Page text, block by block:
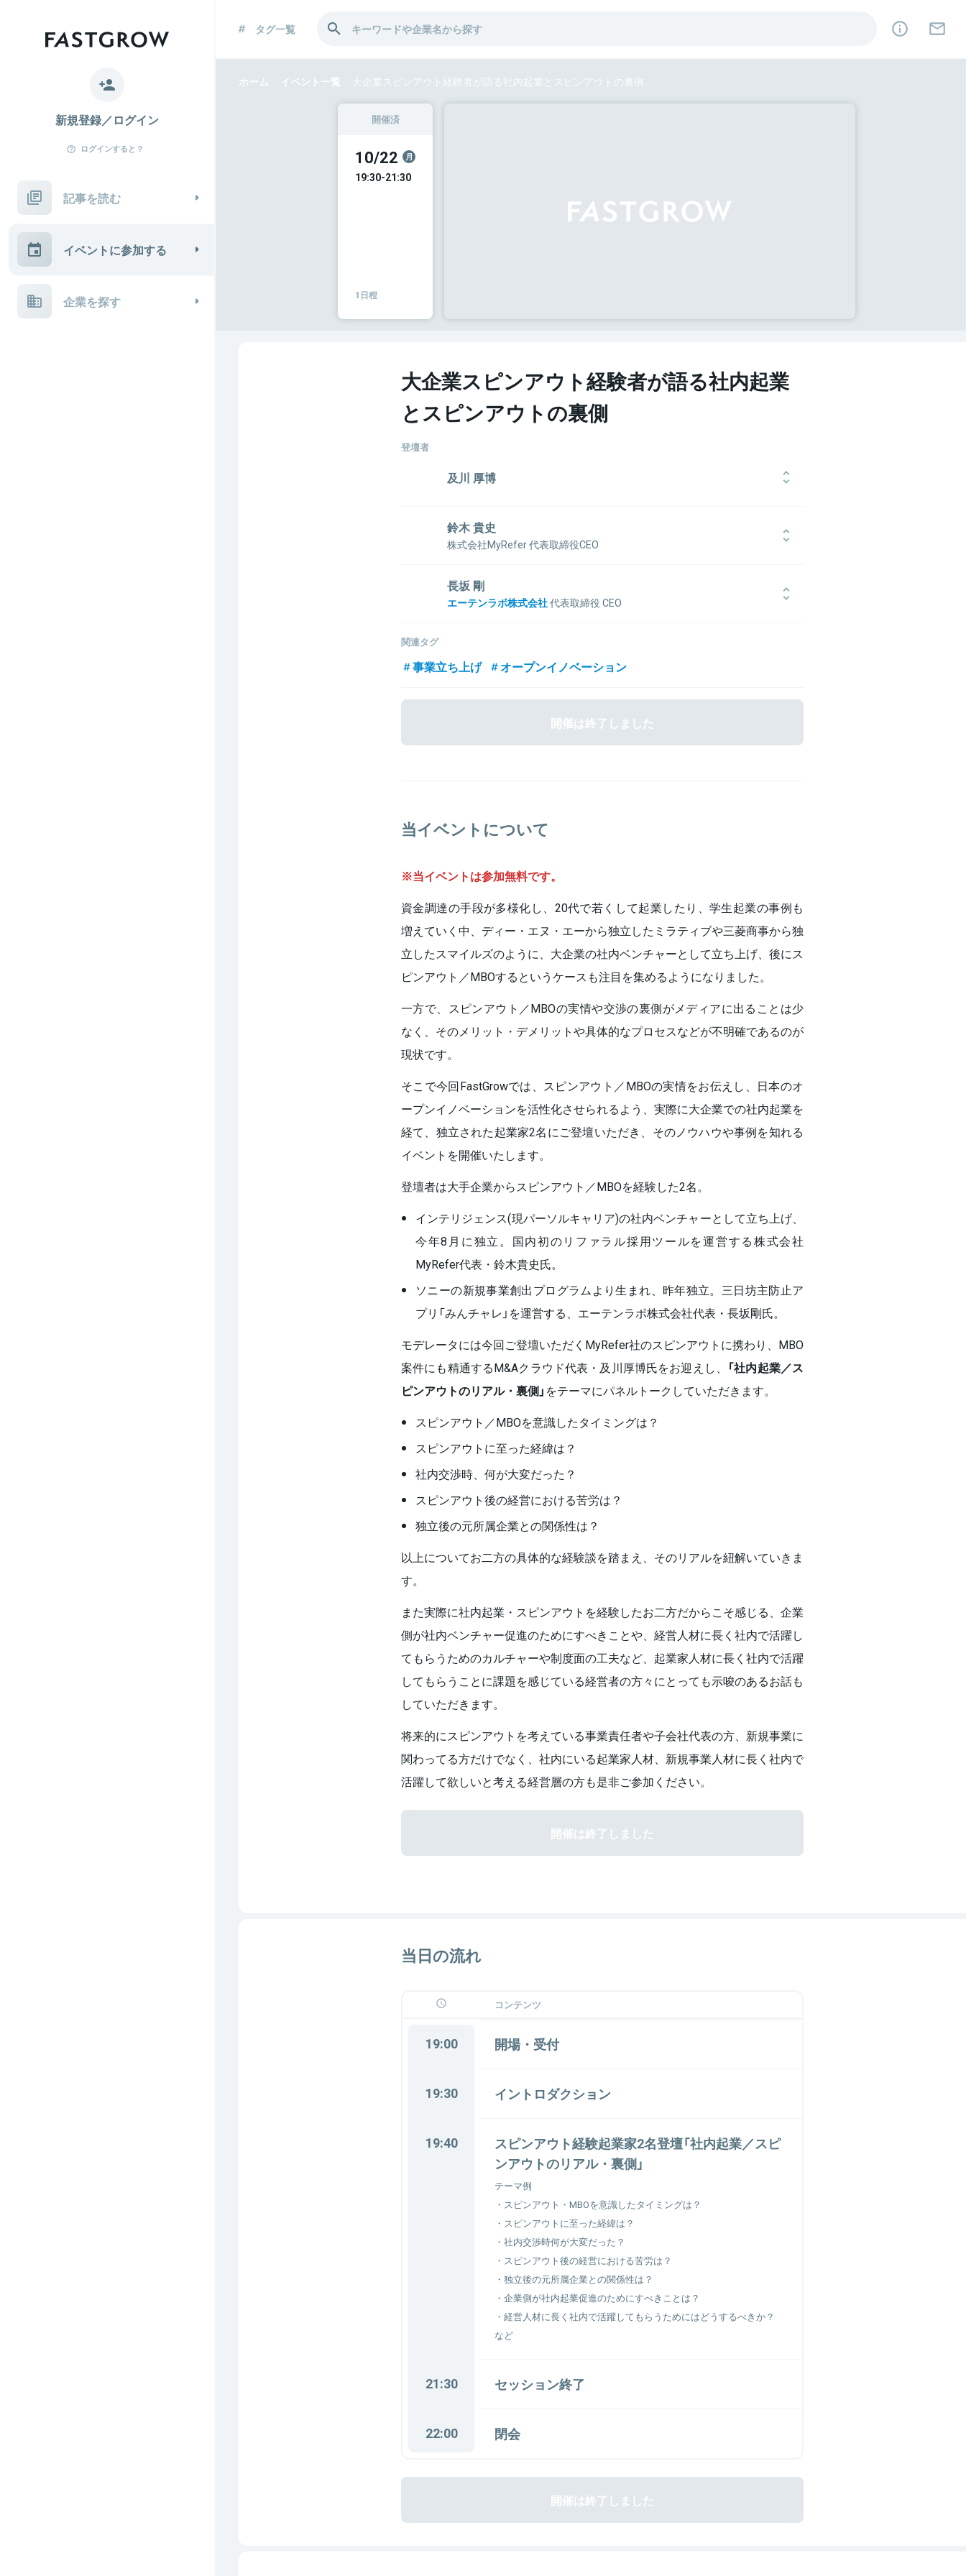
新規登録／ログイン
ログインすると？
記事を読む
イベントに参加する
企業を探す
タグ一覧
ホーム イベント一覧 大企業スピンアウト経験者が語る社内起業とスピンアウトの裏側
開催済
10/22 月
19:30-21:30
1日程
大企業スピンアウト経験者が語る社内起業
とスピンアウトの裏側
登壇者
及川 厚博
でのアプリ開発事業を展開し、4年で年商数億円規模まで成長。別の事業に集中するた
め、2015年に同事業を数億円で事業譲渡。その際の売却価格や買い手探しの苦労などか
関連情報をみる
鈴木 貴史
株式会社MyRefer 代表取締役CEO
ルキャリア）に入社。 ITネット業界を中心に企業の中途採用を支援、全社新人賞を受賞後
2014年に社内ベンチャー制度「0to1」をインテリジェンス歴代最年少で通過。国内初のリ
により完全独立し、スピンアウトベンチャー株式会社MyReferを設立、代表取締役CEOに
就任。
長坂 剛
エーテンラボ株式会社代表取締役 CEO
2006年ソニー株式会社入社。B2Bソリューション営業やデジタルシネマビジネスの立ち
ントにてプレイステーションネットワークのサービス立ち上げに従事。ゲーミフィケーシ
括課長として「みんチャレ」を開発。2016年エーテンラボ株式会社（A10 Lab Inc.）を設立
しソニーから独立。ソフトバンクアカデミア 外部一期生。大企業のイントレプレナーか
関連タグ
事業立ち上げ オープンイノベーション
開催は終了しました
当イベントについて
※当イベントは参加無料です。
資金調達の手段が多様化し、20代で若くして起業したり、学生起業の事例も
増えていく中、ディー・エヌ・エーから独立したミラティブや三菱商事から独
立したスマイルズのように、大企業の社内ベンチャーとして立ち上げ、後にス
ピンアウト／MBOするというケースも注目を集めるようになりました。
一方で、スピンアウト／MBOの実情や交渉の裏側がメディアに出ることは少
なく、そのメリット・デメリットや具体的なプロセスなどが不明確であるのが
現状です。
そこで今回FastGrowでは、スピンアウト／MBOの実情をお伝えし、日本のオ
ープンイノベーションを活性化させられるよう、実際に大企業での社内起業を
経て、独立された起業家2名にご登壇いただき、そのノウハウや事例を知れる
イベントを開催いたします。
登壇者は大手企業からスピンアウト／MBOを経験した2名。
インテリジェンス(現パーソルキャリア)の社内ベンチャーとして立ち上げ、
今年8月に独立。国内初のリファラル採用ツールを運営する株式会社
MyRefer代表・鈴木貴史氏。
ソニーの新規事業創出プログラムより生まれ、昨年独立。三日坊主防止ア
プリ「みんチャレ」を運営する、エーテンラボ株式会社代表・長坂剛氏。
モデレータには今回ご登壇いただくMyRefer社のスピンアウトに携わり、MBO
案件にも精通するM&Aクラウド代表・及川厚博氏をお迎えし、
「社内起業／ス
ピンアウトのリアル・裏側」 をテーマにパネルトークしていただきます。
スピンアウト／MBOを意識したタイミングは？
スピンアウトに至った経緯は？
社内交渉時、何が大変だった？
スピンアウト後の経営における苦労は？
独立後の元所属企業との関係性は？
以上についてお二方の具体的な経験談を踏まえ、そのリアルを紐解いていきま
す。
また実際に社内起業・スピンアウトを経験したお二方だからこそ感じる、企業
側が社内ベンチャー促進のためにすべきことや、経営人材に長く社内で活躍し
てもらうためのカルチャーや制度面の工夫など、起業家人材に長く社内で活躍
してもらうことに課題を感じている経営者の方々にとっても示唆のあるお話も
していただきます。
将来的にスピンアウトを考えている事業責任者や子会社代表の方、新規事業に
関わってる方だけでなく、社内にいる起業家人材、新規事業人材に長く社内で
活躍して欲しいと考える経営層の方も是非ご参加ください。
開催は終了しました
当日の流れ
コンテンツ
19:00 開場・受付
19:30 イントロダクション
19:40
スピンアウト経験起業家2名登壇「社内起業／スピ
ンアウトのリアル・裏側」
テーマ例
・スピンアウト・MBOを意識したタイミングは？
・スピンアウトに至った経緯は？
・社内交渉時何が大変だった？
・スピンアウト後の経営における苦労は？
・独立後の元所属企業との関係性は？
・企業側が社内起業促進のためにすべきことは？
・経営人材に長く社内で活躍してもらうためにはどうするべきか？
など
21:30 セッション終了
22:00 閉会
開催は終了しました